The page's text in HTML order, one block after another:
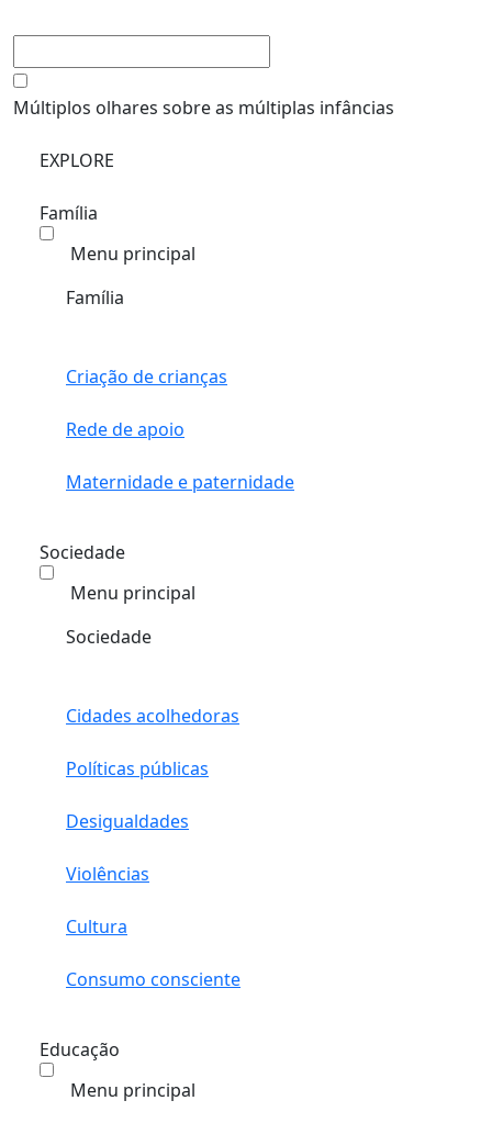
Múltiplos olhares sobre as múltiplas infâncias
EXPLORE
Família
Menu principal
Família
Criação de crianças
Rede de apoio
Maternidade e paternidade
Sociedade
Menu principal
Sociedade
Cidades acolhedoras
Políticas públicas
Desigualdades
Violências
Cultura
Consumo consciente
Educação
Menu principal